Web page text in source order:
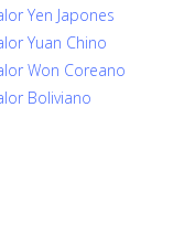
Yen Japones
Yuan Chino
Won Coreano
Boliviano